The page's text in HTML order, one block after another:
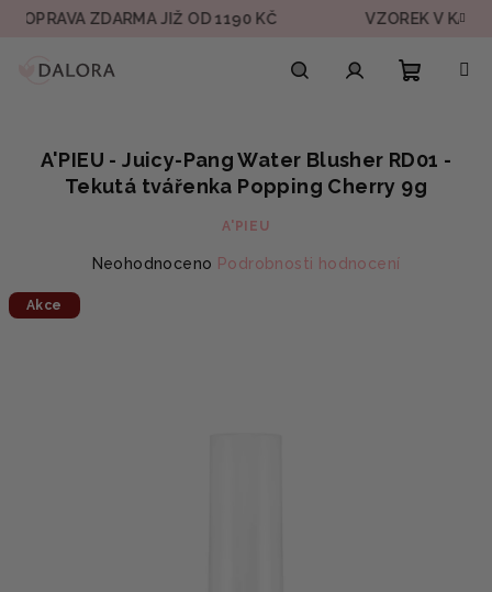
Přejít
ZDARMA JIŽ OD 1190 KČ VZOREK V KAŽDÉ
košík
A'PIEU - Juicy-Pang Water Blusher RD01 -
Tekutá tvářenka Popping Cherry 9g
A'PIEU
Průměrné
Neohodnoceno Podrobnosti hodnocení
Akce